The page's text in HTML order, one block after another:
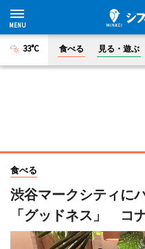
33°C 食べる 見る・遊ぶ
食べる
渋谷マークシティに
「グッドネス」 コ